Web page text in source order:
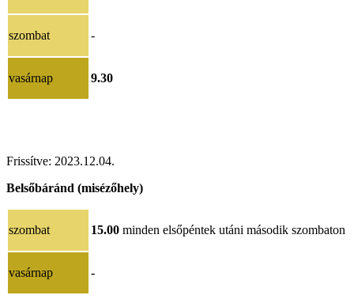
szombat -
vasárnap 9.30
Frissítve: 2023.12.04.
Belsőbáránd (misézőhely)
szombat 15.00 minden elsőpéntek utáni második szombaton
vasárnap -